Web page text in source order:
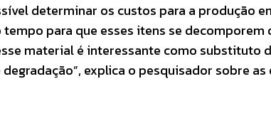
determinar os custos para a produção
para que esses itens se decomporem
material é interessante como substituto
explica o pesquisador sobre as